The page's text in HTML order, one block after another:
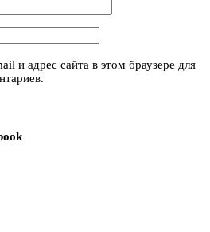
и адрес сайта в этом браузере для